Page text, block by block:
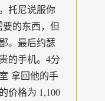
托尼说服你
要的东西，但
。最后约瑟
的手机。4分
拿回他的手
价格为 1,100